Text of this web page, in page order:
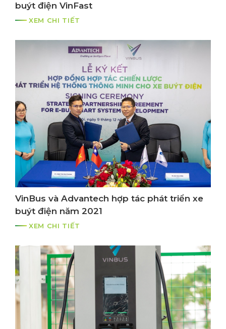
buýt điện VinFast
XEM CHI TIẾT
VinBus và Advantech hợp tác phát triển xe
buýt điện năm 2021
XEM CHI TIẾT